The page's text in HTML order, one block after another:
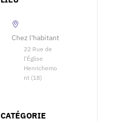
Chez l'habitant
22 Rue de
l'Église
Henrichemo
nt (18)
CATÉGORIE